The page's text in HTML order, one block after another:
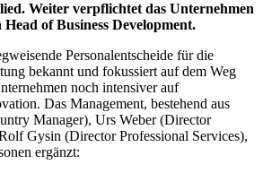
Weiter verpflichtet das Unternehmen
of Business Development.
Personalentscheide für die
bekannt und fokussiert auf dem Weg
noch intensiver auf
Das Management, bestehend aus
Manager), Urs Weber (Director
Gysin (Director Professional Services),
ergänzt: